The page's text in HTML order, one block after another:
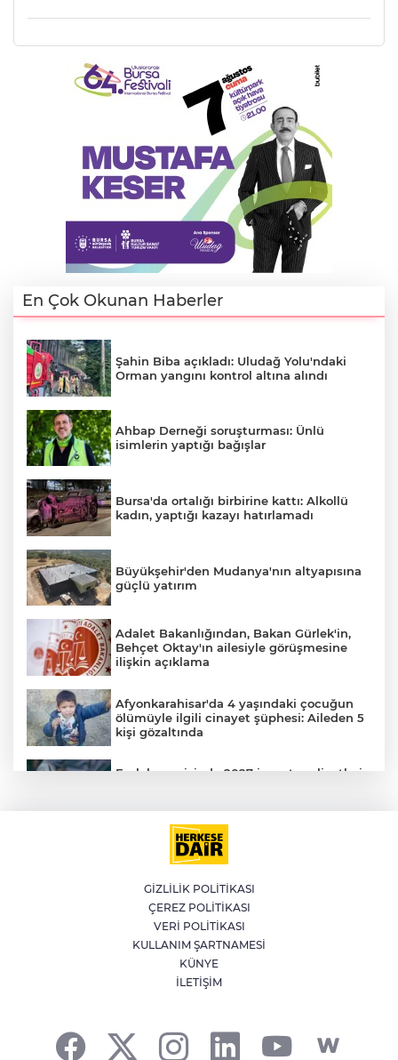
En Çok Okunan Haberler
Şahin Biba açıkladı: Uludağ Yolu'ndaki
Orman yangını kontrol altına alındı
Ahbap Derneği soruşturması: Ünlü
isimlerin yaptığı bağışlar
Bursa'da ortalığı birbirine kattı: Alkollü
kadın, yaptığı kazayı hatırlamadı
Büyükşehir'den Mudanya'nın altyapısına
güçlü yatırım
Adalet Bakanlığından, Bakan Gürlek'in,
Behçet Oktay'ın ailesiyle görüşmesine
ilişkin açıklama
Afyonkarahisar'da 4 yaşındaki çocuğun
ölümüyle ilgili cinayet şüphesi: Aileden 5
kişi gözaltında
Emlak vergisinde 2027 inşaat maliyetleri
YILDIRIM’DA ÇOCUKLAR SPORLA
BÜYÜYOR
Bursa'da İznik Gölü'ne düşen bir kişi
hayatını kaybetti
İstanbul'da suç örgütüne operasyon: 12
GİZLİLİK POLİTİKASI
ÇEREZ POLİTİKASI
VERİ POLİTİKASI
KULLANIM ŞARTNAMESİ
KÜNYE
İLETİŞİM